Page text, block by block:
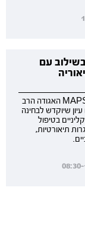
עם
מכון מפרשים לחקר והוראת הפסיכותרפיה ו- MAPS Israel האגודה הרב
שיוקדש לבחינה
בטיפול
תיאורטיות,